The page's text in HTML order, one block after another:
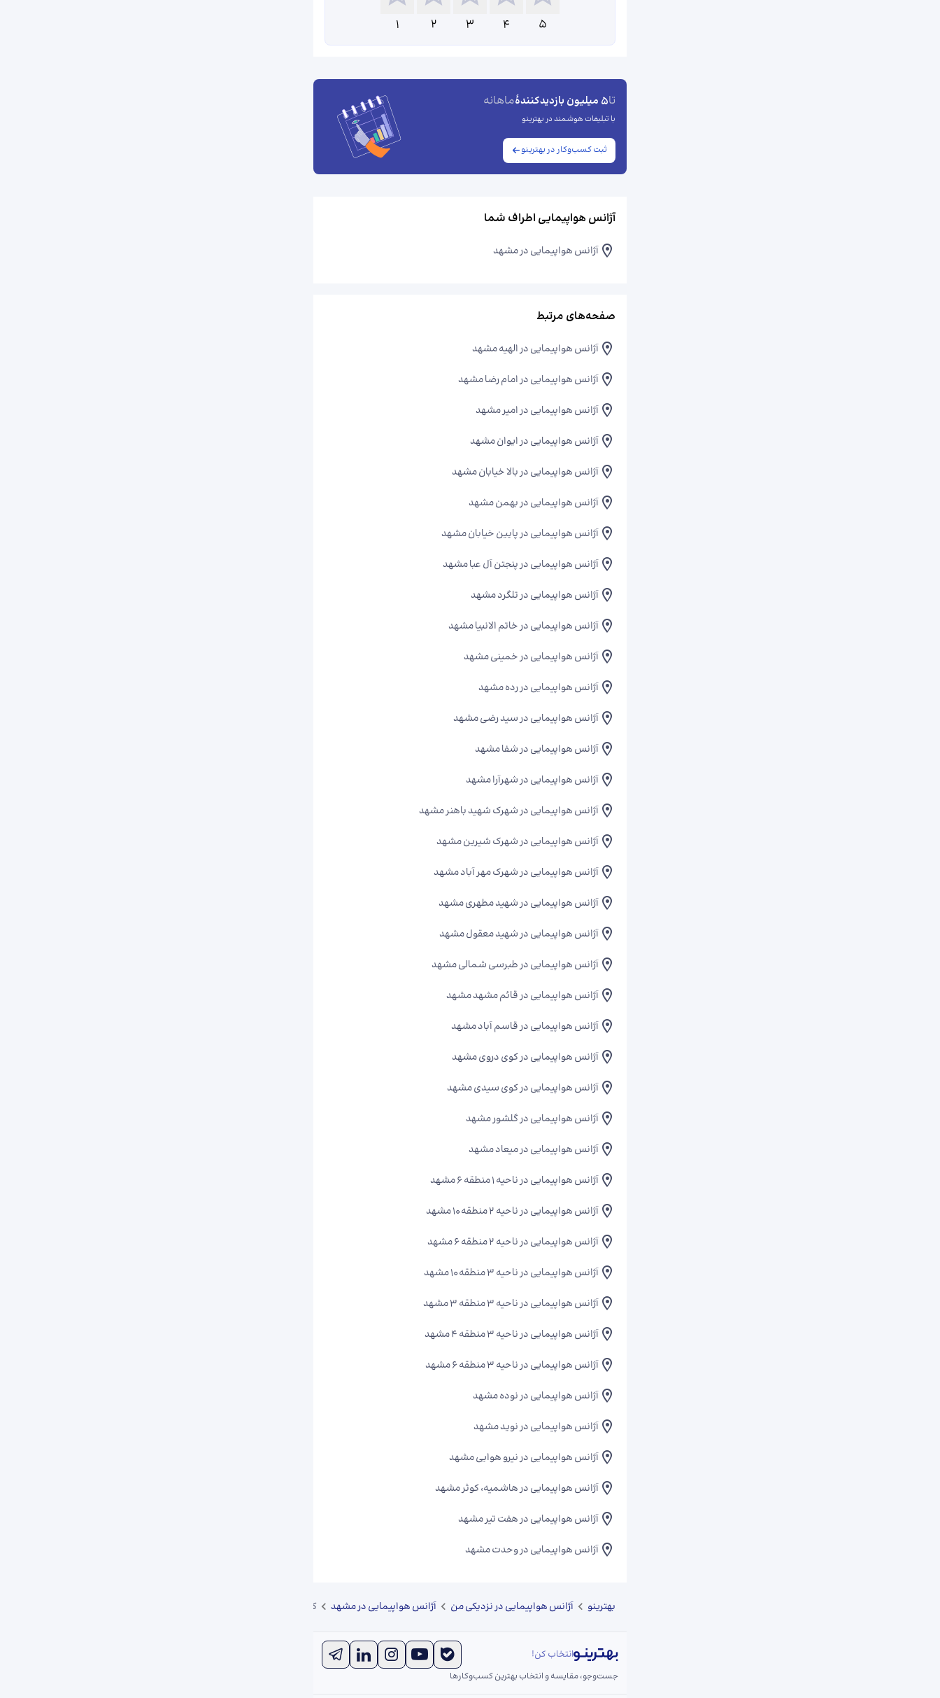
1 2 3 4 5
تا5 میلیون بازدیدکنندهٔ ماهانه
با تبلیغات هوشمند در بهترینو
ثبت کسب‌وکار در بهترینو
آژانس هواپیمایی اطراف شما
آژانس هواپیمایی در مشهد
صفحه‌های مرتبط
آژانس هواپیمایی در الهیه مشهد
آژانس هواپیمایی در امام رضا مشهد
آژانس هواپیمایی در امیر مشهد
آژانس هواپیمایی در ایوان مشهد
آژانس هواپیمایی در بالا خیابان مشهد
آژانس هواپیمایی در بهمن مشهد
آژانس هواپیمایی در پایین خیابان مشهد
آژانس هواپیمایی در پنجتن آل عبا مشهد
آژانس هواپیمایی در تلگرد مشهد
آژانس هواپیمایی در خاتم الانبیا مشهد
آژانس هواپیمایی در خمینی مشهد
آژانس هواپیمایی در رده مشهد
آژانس هواپیمایی در سید رضی مشهد
آژانس هواپیمایی در شفا مشهد
آژانس هواپیمایی در شهرآرا مشهد
آژانس هواپیمایی در شهرک شهید باهنر مشهد
آژانس هواپیمایی در شهرک شیرین مشهد
آژانس هواپیمایی در شهرک مهر آباد مشهد
آژانس هواپیمایی در شهید مطهری مشهد
آژانس هواپیمایی در شهید معقول مشهد
آژانس هواپیمایی در طبرسی شمالی مشهد
آژانس هواپیمایی در قائم مشهد مشهد
آژانس هواپیمایی در قاسم آباد مشهد
آژانس هواپیمایی در کوی دروی مشهد
آژانس هواپیمایی در کوی سیدی مشهد
آژانس هواپیمایی در گلشور مشهد
آژانس هواپیمایی در میعاد مشهد
آژانس هواپیمایی در ناحیه ۱ منطقه ۶ مشهد
آژانس هواپیمایی در ناحیه ۲ منطقه ۱۰ مشهد
آژانس هواپیمایی در ناحیه ۲ منطقه ۶ مشهد
آژانس هواپیمایی در ناحیه ۳ منطقه ۱۰ مشهد
آژانس هواپیمایی در ناحیه ۳ منطقه ۳ مشهد
آژانس هواپیمایی در ناحیه ۳ منطقه ۴ مشهد
آژانس هواپیمایی در ناحیه ۳ منطقه ۶ مشهد
آژانس هواپیمایی در نوده مشهد
آژانس هواپیمایی در نوید مشهد
آژانس هواپیمایی در نیرو هوایی مشهد
آژانس هواپیمایی در هاشمیه، کوثر مشهد
آژانس هواپیمایی در هفت تیر مشهد
آژانس هواپیمایی در وحدت مشهد
بهترینو آژانس هواپیمایی در نزدیکی من آژانس هواپیمایی در مشهد کیان پارس وفادار
انتخاب کن!
جست‌و‌جو، مقایسه و انتخاب بهترین کسب‌وکارها